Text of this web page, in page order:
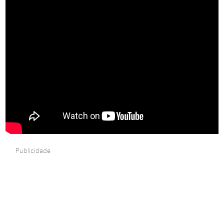
Publicidade